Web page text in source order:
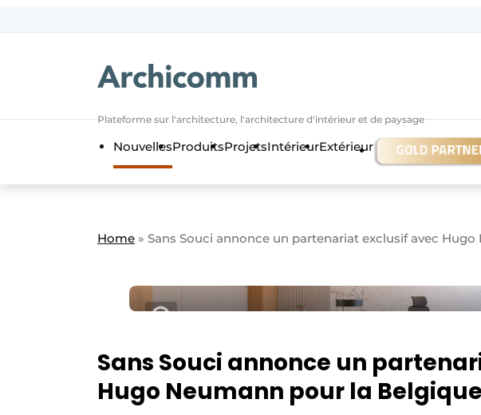
Bedrijven
Emploi
Entreprises Merci de votre inscription
S’inscrire
Privacy / Cookie statement
S’inscrire à l’événement
Plateforme sur l'architecture, l'architecture d'intérieur et de paysage
NouvellesProduitsProjetsIntérieurExtérieur
Home » Sans Souci annonce un partenariat exclusif avec
Sans Souci annonce un
Hugo Neumann pour la